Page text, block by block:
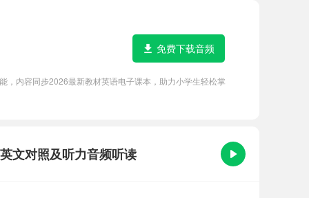
，内容同步2026最新教材英语电子课本，助力小学生轻松掌
免费下载音频
文对照及听力音频听读